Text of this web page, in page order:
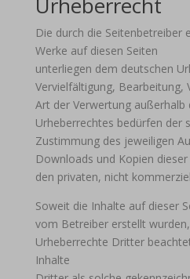
Die durch die Seitenbetreiber
Werke auf diesen Seiten
unterliegen dem deutschen
Vervielfältigung, Bearbeitung,
Art der Verwertung außerhalb
Urheberrechtes bedürfen der
Zustimmung des jeweiligen
Downloads und Kopien
den privaten, nicht
Soweit die Inhalte auf dieser
vom Betreiber erstellt
Urheberrechte Dritter
Inhalte